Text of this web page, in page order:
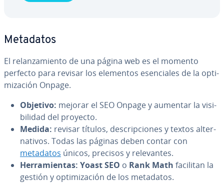
Metadatos
El re­la­n­za­mie­n­to de una página web es el momento
perfecto para revisar los elementos ese­n­cia­les de la op­ti­
mi­za­ción Onpage.
Objetivo: mejorar el SEO Onpage y aumentar la vi­si­
bi­li­dad del proyecto.
Medida: revisar títulos, de­s­cri­p­cio­nes y textos al­te­r­
na­ti­vos. Todas las páginas deben contar con
metadatos únicos, precisos y re­le­va­n­tes.
He­rra­mie­n­tas: Yoast SEO o Rank Math facilitan la
gestión y op­ti­mi­za­ción de los metadatos.